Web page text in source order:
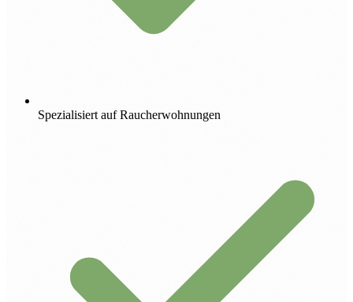
Spezialisiert auf Raucherwohnungen